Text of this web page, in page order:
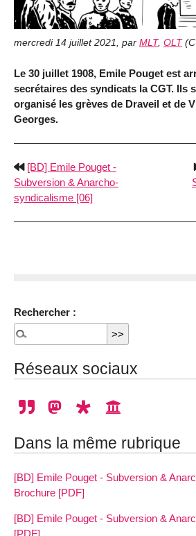
mercredi 14 juillet 2021, par MLT, OLT (
Le 30 juillet 1908, Emile Pouget est
secrétaires des syndicats la CGT. Ils
organisé les grèves de Draveil et de
Georges.
[BD] Emile Pouget -
Subversion & Anarcho-
syndicalisme [06]
Rechercher :
Réseaux sociaux
Dans la même rubrique
[BD] Emile Pouget - Subversion &
Brochure [PDF]
[BD] Emile Pouget - Subversion &
[PDF]